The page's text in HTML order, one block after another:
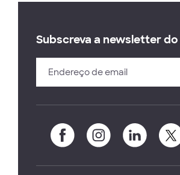
Subscreva a newsletter do